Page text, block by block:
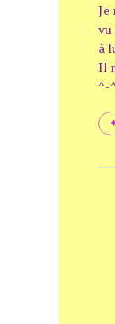
Je
vu
à
Il
^-^